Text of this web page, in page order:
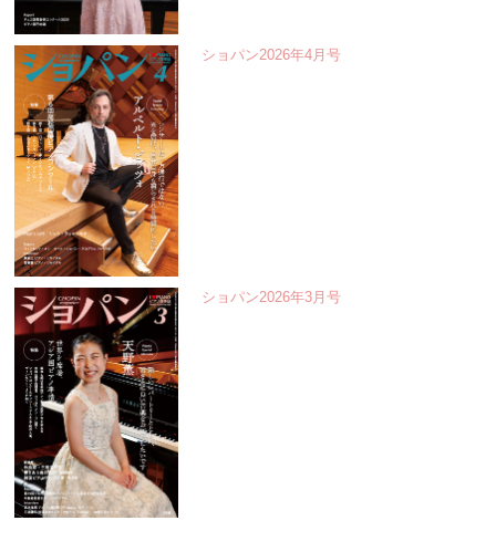
ショパン2026年4月号
ショパン2026年3月号